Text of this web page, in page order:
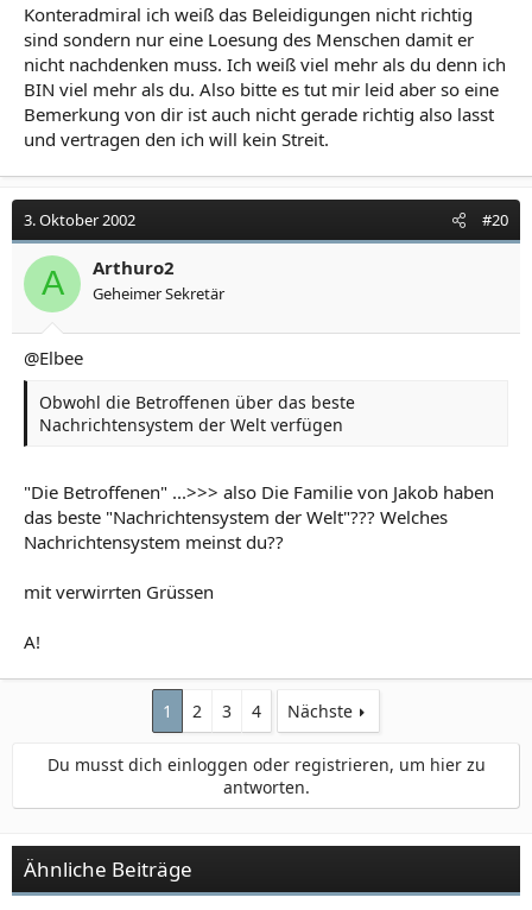
Konteradmiral ich weiß das Beleidigungen nicht richtig
sind sondern nur eine Loesung des Menschen damit er
nicht nachdenken muss. Ich weiß viel mehr als du denn ich
BIN viel mehr als du. Also bitte es tut mir leid aber so eine
Bemerkung von dir ist auch nicht gerade richtig also lasst
und vertragen den ich will kein Streit.
3. Oktober 2002 #20
A Arthuro2
Geheimer Sekretär
@Elbee
Obwohl die Betroffenen über das beste
Nachrichtensystem der Welt verfügen
"Die Betroffenen" ...>>> also Die Familie von Jakob haben
das beste "Nachrichtensystem der Welt"??? Welches
Nachrichtensystem meinst du??
mit verwirrten Grüssen
A!
1 2 3 4 Nächste
Du musst dich einloggen oder registrieren, um hier zu
antworten.
Ähnliche Beiträge